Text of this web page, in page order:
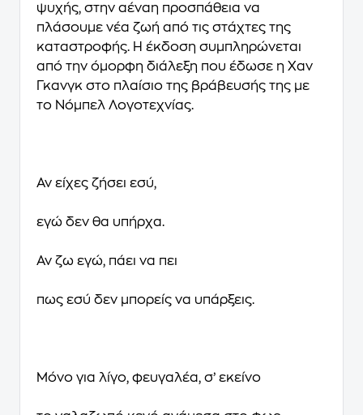
ψυχής, στην αέναη προσπάθεια να
πλάσουμε νέα ζωή από τις στάχτες της
καταστροφής. Η έκδοση συμπληρώνεται
από την όμορφη διάλεξη που έδωσε η Χαν
Γκανγκ στο πλαίσιο της βράβευσής της με
το Νόμπελ Λογοτεχνίας.
Αν είχες ζήσει εσύ,
εγώ δεν θα υπήρχα.
Αν ζω εγώ, πάει να πει
πως εσύ δεν μπορείς να υπάρξεις.
Μόνο για λίγο, φευγαλέα, σ’ εκείνο